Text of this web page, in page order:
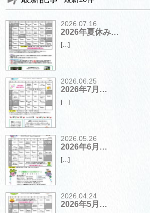
2026.07.16
2026年夏休み…
[…]
2026.06.25
2026年7月…
[…]
2026.05.26
2026年6月…
[…]
2026.04.24
2026年5月…